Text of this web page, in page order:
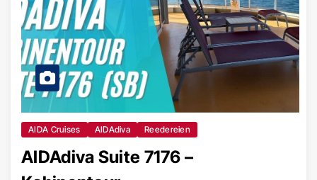
AIDA Cruises AIDAdiva Reedereien
AIDAdiva Suite 7176 –